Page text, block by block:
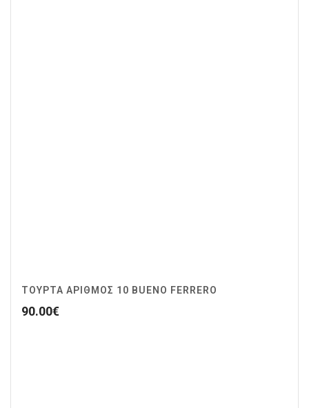
ΤΟΥΡΤΑ ΑΡΙΘΜΟΣ 10 BUENO FERRERO
90.00€